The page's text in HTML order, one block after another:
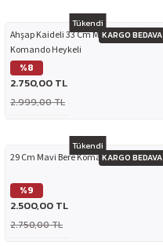
Tükendi
KARGO BEDAVA
Ahşap Kaideli 33 Cm Mavi Bereli
Komando Heykeli
%8
2.750,00 TL
2.999,00 TL
Tükendi
KARGO BEDAVA
29 Cm Mavi Bere Komando Heykeli
%9
2.500,00 TL
2.750,00 TL